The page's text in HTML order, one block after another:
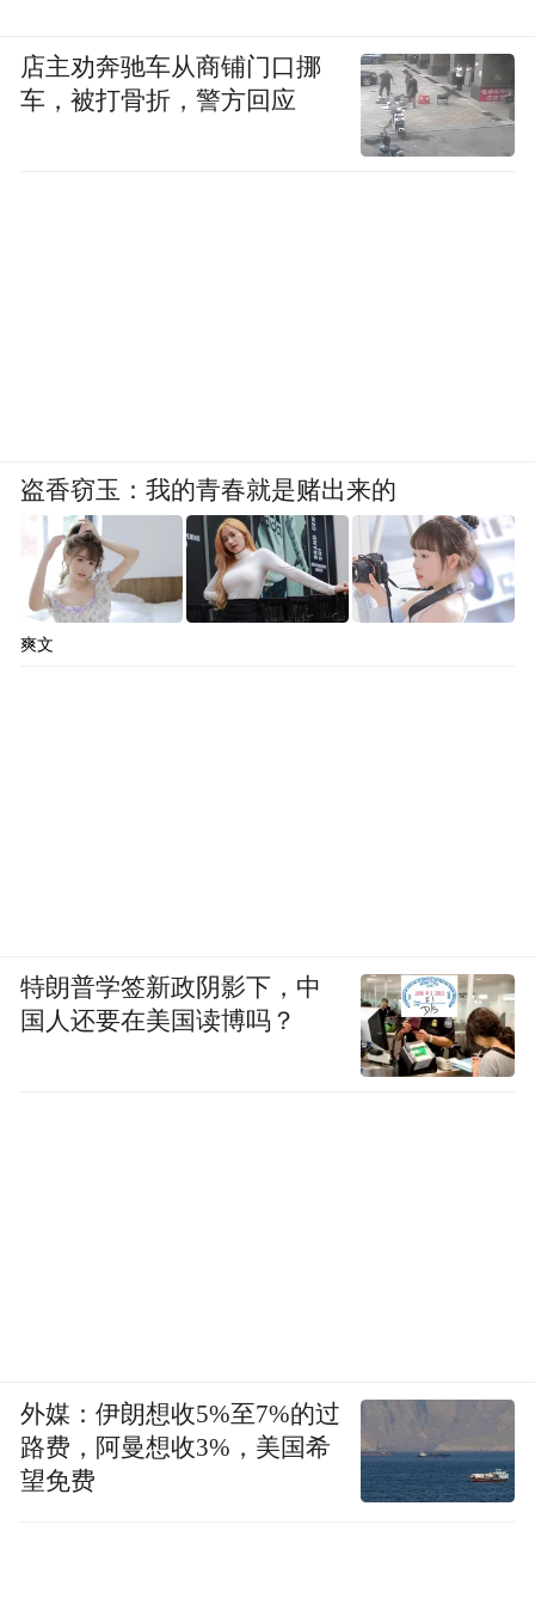
店主劝奔驰车从商铺门口挪
车，被打骨折，警方回应
盗香窃玉：我的青春就是赌出来的
爽文
特朗普学签新政阴影下，中
国人还要在美国读博吗？
外媒：伊朗想收5%至7%的过
路费，阿曼想收3%，美国希
望免费